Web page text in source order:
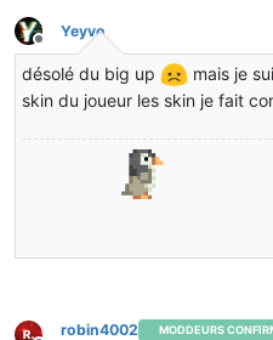
Hors-ligne
Yeyvo
désolé du big up
mais je
skin du joueur les skin je fait
robin4002 MODDEURS